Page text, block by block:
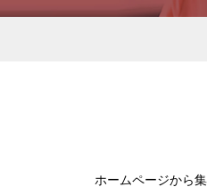
ホームページから